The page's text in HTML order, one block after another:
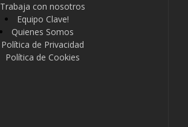
Trabaja con nosotros
Equipo Clave!
Quienes Somos
Política de Privacidad
Política de Cookies